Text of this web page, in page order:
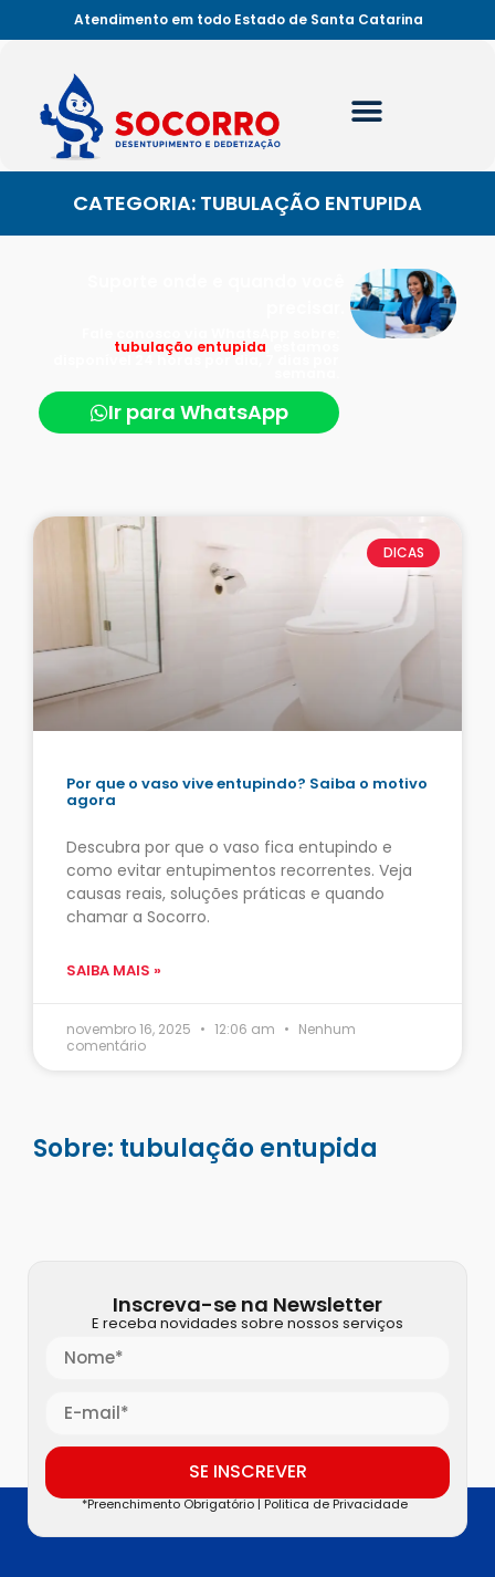
Atendimento em todo Estado de Santa Catarina
CATEGORIA: TUBULAÇÃO ENTUPIDA
tubulação entupida
disponível 24 horas por dia, 7 dias por
Ir para WhatsApp
DICAS
Por que o vaso vive entupindo? Saiba o motivo
agora
Descubra por que o vaso fica entupindo e
como evitar entupimentos recorrentes. Veja
causas reais, soluções práticas e quando
chamar a Socorro.
SAIBA MAIS »
novembro 16, 2025 12:06 am
Nenhum
comentário
Sobre: tubulação entupida
Inscreva-se na Newsletter
E receba novidades sobre nossos serviços
SE INSCREVER
*Preenchimento Obrigatório |Politica de Privacidade